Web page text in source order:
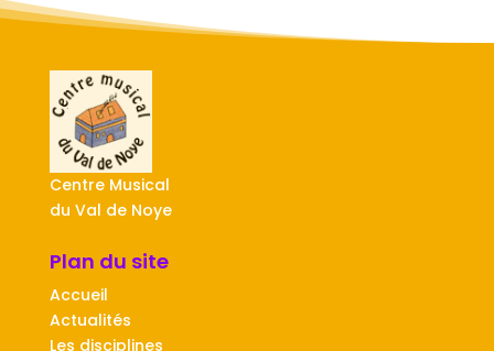
Centre Musical
du Val de Noye
Plan du site
Accueil
Actualités
Les disciplines